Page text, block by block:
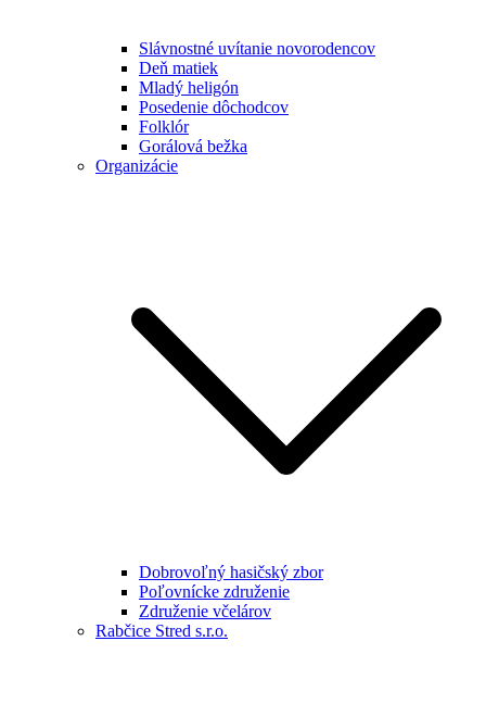
Slávnostné uvítanie novorodencov
Deň matiek
Mladý heligón
Posedenie dôchodcov
Folklór
Gorálová bežka
Organizácie
Dobrovoľný hasičský zbor
Poľovnícke združenie
Združenie včelárov
Rabčice Stred s.r.o.